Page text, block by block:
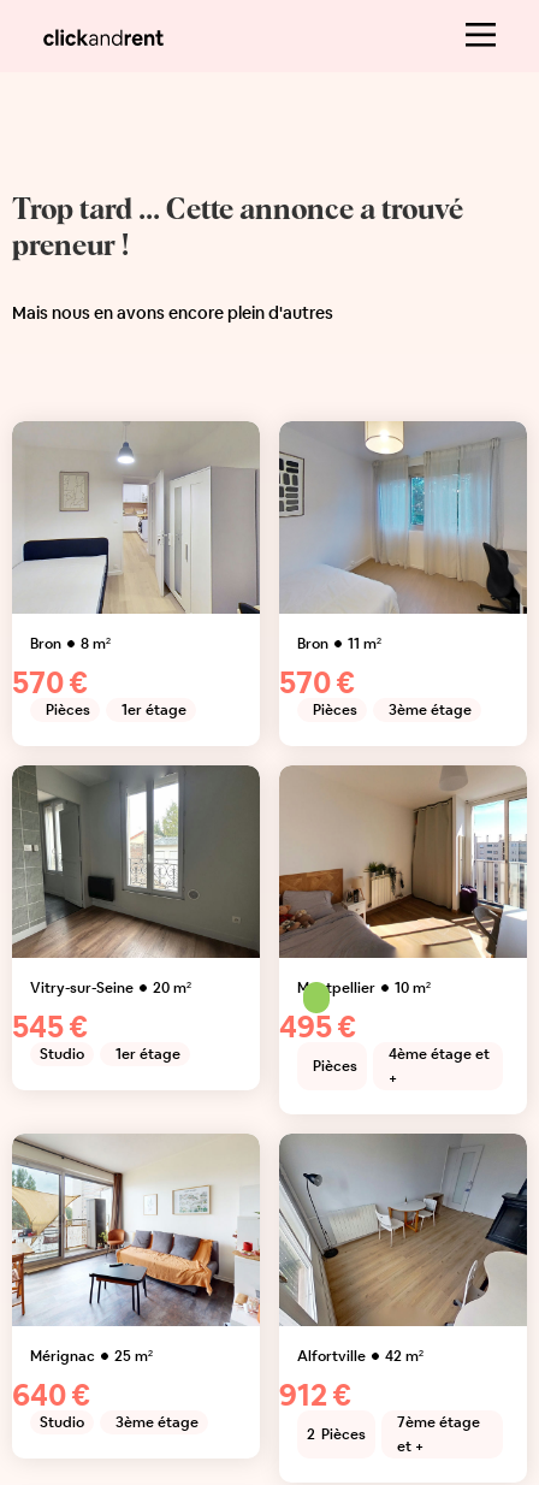
Trop tard ... Cette annonce a trouvé
preneur !
Mais nous en avons encore plein d'autres
Bron 8m²
570 €
Pièces 1er étage
Bron 11 m²
570 €
Pièces 3ème étage
Vitry-sur-Seine 20m²
545 €
Studio 1er étage
Montpellier 10m²
495 €
Pièces
4ème étage et
+
Mérignac 25m²
640 €
Studio 3ème étage
Alfortville 42m²
912 €
2 Pièces
7ème étage
et +